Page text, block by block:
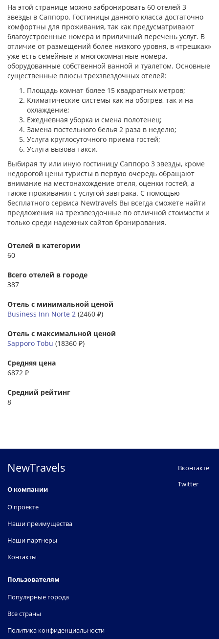
На этой странице можно забронировать 60 отелей 3
звезды в Саппоро. Гостиницы данного класса достаточно
комфортны для проживания, так как предусматривают
благоустроенные номера и приличный перечень услуг. В
отличие от размещений более низкого уровня, в «трешках»
уже есть семейные и многокомнатные номера,
оборудованные собственной ванной и туалетом. Основные
существенные плюсы трехзвездочных отелей:
Площадь комнат более 15 квадратных метров;
Климатические системы как на обогрев, так и на
охлаждение;
Ежедневная уборка и смена полотенец;
Замена постельного белья 2 раза в неделю;
Услуга круглосуточного приема гостей;
Услуга вызова такси.
Выбирая ту или иную гостиницу Саппоро 3 звезды, кроме
недорогой цены туристы в первую очередь обращают
внимание на местонахождение отеля, оценки гостей, а
также проживания с услугой завтрака. С помощью
бесплатного сервиса Newtravels Вы всегда сможете найти
предложения на трехзвездочные по отличной стоимости и
только среди надежных сайтов бронирования.
Отелей в категории
60
Всего отелей в городе
387
Отель с минимальной ценой
Business Inn Norte 2 (2460 ₽)
Отель с максимальной ценой
Sapporo Tobu (18360 ₽)
Средняя цена
6872 ₽
Средний рейтинг
8
NewTravels
О компании
О проекте
Наши преимущества
Наши партнеры
Контакты
Пользователям
Популярные города
Все страны
Политика конфиденциальности
Вконтакте
Twitter